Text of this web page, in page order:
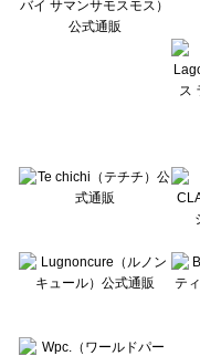
Wpc.（ワールドパーティー）の